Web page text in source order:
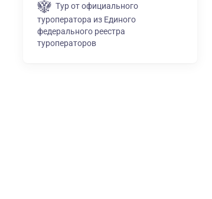
Тур от официального
туроператора из Единого
федерального реестра
туроператоров